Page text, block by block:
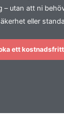
– utan att ni
eller
ett